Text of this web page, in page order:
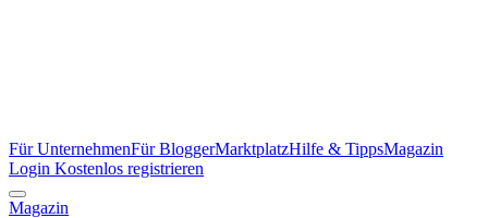
Für UnternehmenFür BloggerMarktplatzHilfe & TippsMagazin
Login Kostenlos registrieren
Magazin